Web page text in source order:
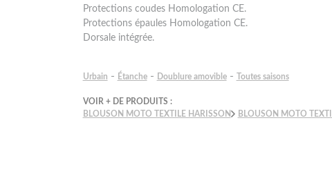
Protections coudes Homologation CE.
Protections épaules Homologation CE.
Dorsale intégrée.
Urbain - Étanche - Doublure amovible - Toutes saisons
VOIR + DE PRODUITS :
BLOUSON MOTO TEXTILE HARISSON
BLOUSON MOTO